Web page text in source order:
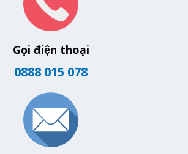
Gọi điện thoại
0888 015 078